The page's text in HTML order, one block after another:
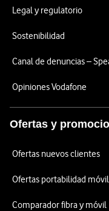
Legal y regulatorio
Sostenibilidad
Canal de denuncias –
Opiniones Vodafone
Ofertas y
Ofertas nuevos clientes
Ofertas portabilidad móvil
Comparador fibra y móvil